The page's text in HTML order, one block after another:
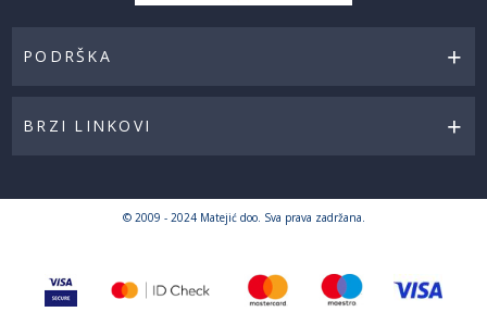
PODRŠKA
BRZI LINKOVI
© 2009 - 2024 Matejić doo. Sva prava zadržana.